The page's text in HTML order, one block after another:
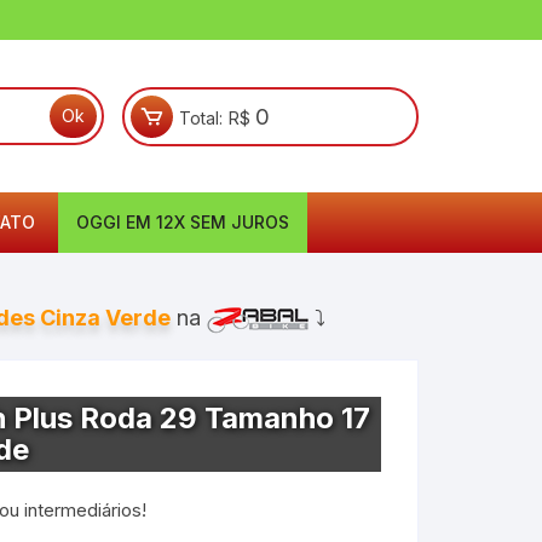
Total: R$ 0
OGGI EM 12X SEM JUROS
Cinza Verdena ⤵
Roda 29 Tamanho 17
intermediários!